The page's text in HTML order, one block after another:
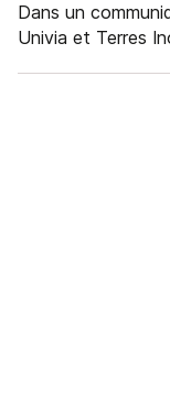
Dans un
Univia et Terres